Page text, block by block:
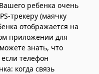
ребенка очень
трекеру (маячку
отображается на
приложении для
знать, что
телефон
когда связь